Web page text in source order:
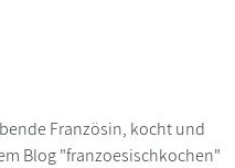
Französin, kocht und
Blog "franzoesischkochen"